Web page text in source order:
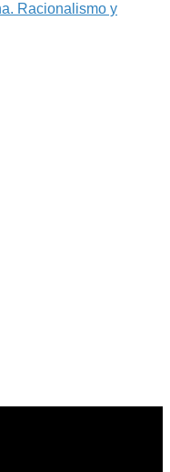
Racionalismo y